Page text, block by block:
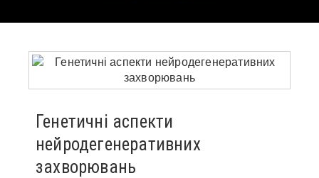
Генетичні аспекти
нейродегенеративних
захворювань